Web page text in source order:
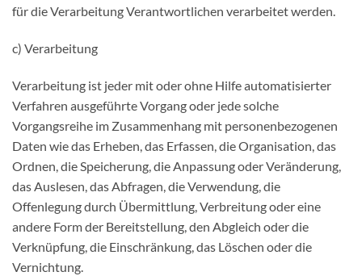
für die Verarbeitung Verantwortlichen verarbeitet werden.
c) Verarbeitung
Verarbeitung ist jeder mit oder ohne Hilfe automatisierter
Verfahren ausgeführte Vorgang oder jede solche
Vorgangsreihe im Zusammenhang mit personenbezogenen
Daten wie das Erheben, das Erfassen, die Organisation, das
Ordnen, die Speicherung, die Anpassung oder Veränderung,
das Auslesen, das Abfragen, die Verwendung, die
Offenlegung durch Übermittlung, Verbreitung oder eine
andere Form der Bereitstellung, den Abgleich oder die
Verknüpfung, die Einschränkung, das Löschen oder die
Vernichtung.